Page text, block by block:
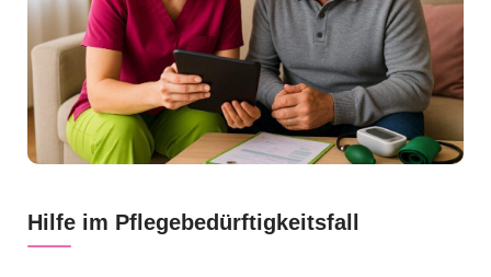
Hilfe im Pflegebedürftigkeitsfall